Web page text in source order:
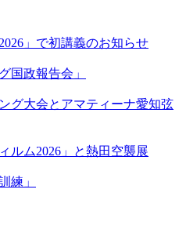
」で初講義のお知らせ
国政報告会」
グ大会とアマティーナ愛知弦
ルム2026」と熱田空襲展
練」